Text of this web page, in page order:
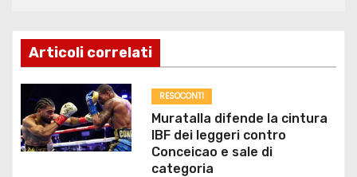
z
i
o
n
Articoli correlati
RESOCONTI
Muratalla difende la cintura
IBF dei leggeri contro
Conceicao e sale di
categoria